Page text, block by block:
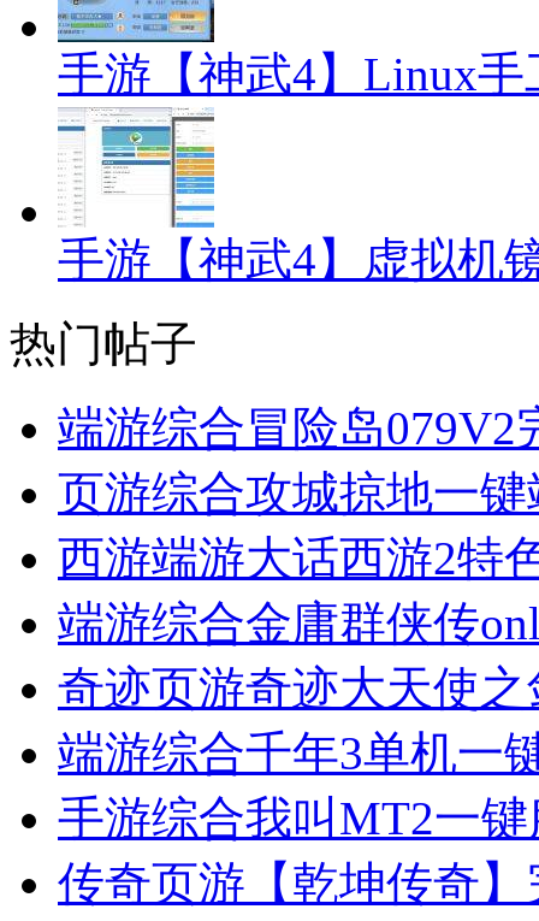
手游【神武4】Linux
手游【神武4】虚拟机
热门帖子
端游综合冒险岛
页游综合攻城掠地一
西游端游大话西游2特
端游综合金庸群侠传
奇迹页游奇迹大天使
端游综合千年3单机一
手游综合我叫MT2一
传奇页游 【乾坤传奇